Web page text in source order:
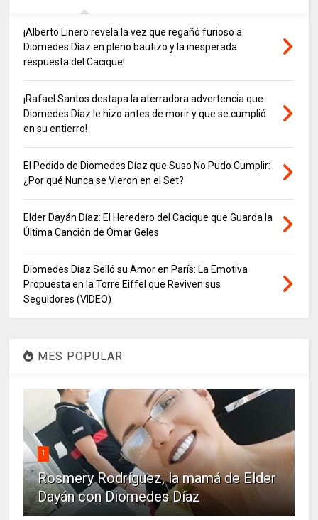
¡Alberto Linero revela la vez que regañó furioso a
Diomedes Díaz en pleno bautizo y la inesperada
respuesta del Cacique!
¡Rafael Santos destapa la aterradora advertencia que
Diomedes Díaz le hizo antes de morir y que se cumplió
en su entierro!
El Pedido de Diomedes Díaz que Suso No Pudo Cumplir:
¿Por qué Nunca se Vieron en el Set?
Elder Dayán Díaz: El Heredero del Cacique que Guarda la
Última Canción de Ómar Geles
Diomedes Díaz Selló su Amor en París: La Emotiva
Propuesta en la Torre Eiffel que Reviven sus
Seguidores (VIDEO)
MES POPULAR
1
Rosmery Rodríguez, la mamá de Elder
Dayán con Diomedes Díaz